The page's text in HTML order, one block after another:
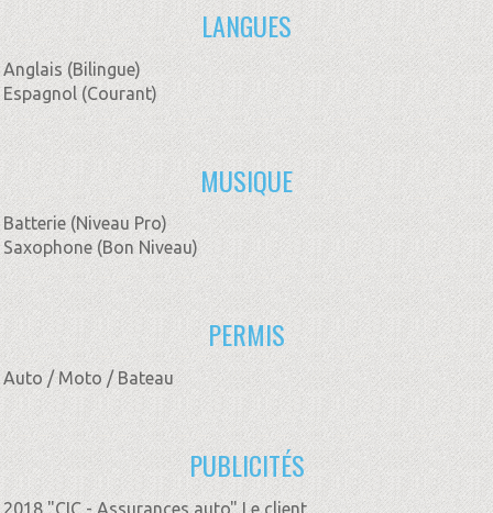
LANGUES
Anglais (Bilingue)
Espagnol (Courant)
MUSIQUE
Batterie (Niveau Pro)
Saxophone (Bon Niveau)
PERMIS
Auto / Moto / Bateau
PUBLICITÉS
2018 "CIC - Assurances auto" Le client